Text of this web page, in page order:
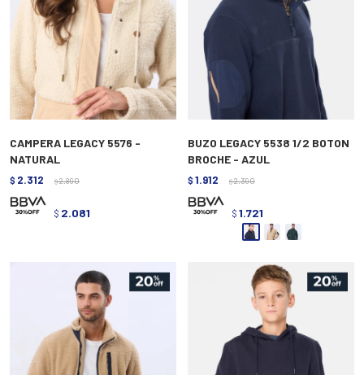
CAMPERA LEGACY 5576 -
NATURAL
$ 2.312 $ 2.890
$ 2.081
BUZO LEGACY 5538 1/2 BOTON
BROCHE - AZUL
$ 1.912 $ 2.390
$ 1.721